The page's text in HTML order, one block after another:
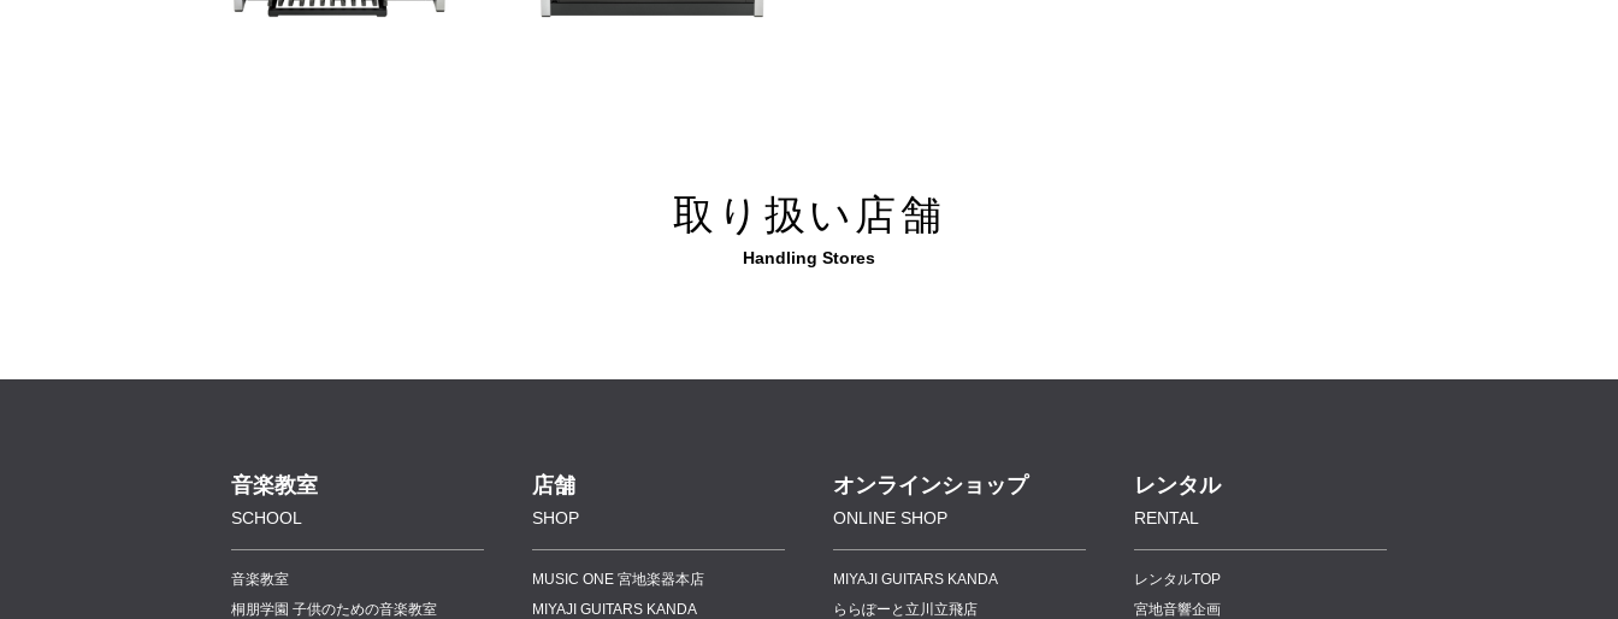
取り扱い店舗
Handling Stores
音楽教室
SCHOOL
音楽教室
桐朋学園 子供のための音楽教室
店舗
SHOP
MUSIC ONE 宮地楽器本店
MIYAJI GUITARS KANDA
オンラインショップ
ONLINE SHOP
MIYAJI GUITARS KANDA
ららぽーと立川立飛店
レンタル
RENTAL
レンタルTOP
宮地音響企画